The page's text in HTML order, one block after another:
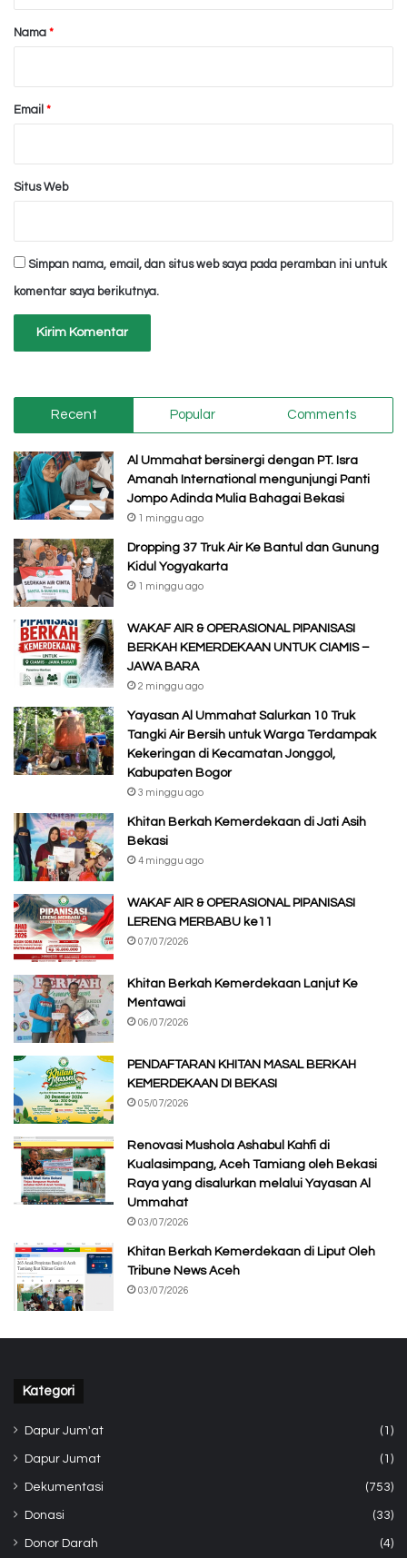
rNama *
Email *
Situs Web
Simpan nama, email, dan situs web saya pada peramban ini untuk
komentar saya berikutnya.
Recent Popular Comments
Al Ummahat bersinergi dengan PT. Isra
Amanah International mengunjungi Panti
Jompo Adinda Mulia Bahagai Bekasi
1 minggu ago
Dropping 37 Truk Air Ke Bantul dan Gunung
Kidul Yogyakarta
1 minggu ago
WAKAF AIR & OPERASIONAL PIPANISASI
BERKAH KEMERDEKAAN UNTUK CIAMIS –
JAWA BARA
2 minggu ago
Yayasan Al Ummahat Salurkan 10 Truk
Tangki Air Bersih untuk Warga Terdampak
Kekeringan di Kecamatan Jonggol,
Kabupaten Bogor
3 minggu ago
Khitan Berkah Kemerdekaan di Jati Asih
Bekasi
4 minggu ago
WAKAF AIR & OPERASIONAL PIPANISASI
LERENG MERBABU ke11
07/07/2026
Khitan Berkah Kemerdekaan Lanjut Ke
Mentawai
06/07/2026
PENDAFTARAN KHITAN MASAL BERKAH
KEMERDEKAAN DI BEKASI
05/07/2026
Renovasi Mushola Ashabul Kahfi di
Kualasimpang, Aceh Tamiang oleh Bekasi
Raya yang disalurkan melalui Yayasan Al
Ummahat
03/07/2026
Khitan Berkah Kemerdekaan di Liput Oleh
Tribune News Aceh
03/07/2026
Kategori
Dapur Jum'at (1)
Dapur Jumat (1)
Dekumentasi (753)
Donasi (33)
Donor Darah (4)